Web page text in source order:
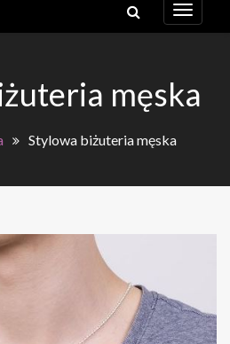
męska
Stylowa biżuteria męska